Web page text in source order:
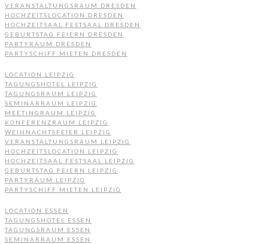
VERANSTALTUNGSRAUM DRESDEN
HOCHZEITSLOCATION DRESDEN
HOCHZEITSAAL FESTSAAL DRESDEN
GEBURTSTAG FEIERN DRESDEN
PARTYRAUM DRESDEN
PARTYSCHIFF MIETEN DRESDEN
LOCATION LEIPZIG
TAGUNGSHOTEL LEIPZIG
TAGUNGSRAUM LEIPZIG
SEMINARRAUM LEIPZIG
MEETINGRAUM LEIPZIG
KONFERENZRAUM LEIPZIG
WEIHNACHTSFEIER LEIPZIG
VERANSTALTUNGSRAUM LEIPZIG
HOCHZEITSLOCATION LEIPZIG
HOCHZEITSAAL FESTSAAL LEIPZIG
GEBURTSTAG FEIERN LEIPZIG
PARTYRAUM LEIPZIG
PARTYSCHIFF MIETEN LEIPZIG
LOCATION ESSEN
TAGUNGSHOTEL ESSEN
TAGUNGSRAUM ESSEN
SEMINARRAUM ESSEN